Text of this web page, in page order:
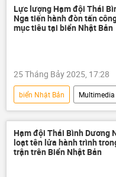
Thái Bình Dương
Hải quân Trung Quốc
Lực lượng Hạm đội Thái
Nga tiến hành đòn tấn
mục tiêu tại biển Nhật Bản
25 Tháng Bảy 2025, 17:28
biển Nhật Bản Multimedia
Nga
Thế giới
Hạm đội Thái Bình Dương
Quân sự
Hải quân
Hạm đội Thái Bình Dương
loạt tên lửa hành trình
trận trên Biển Nhật Bản